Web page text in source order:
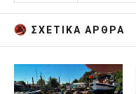
ΣΧΕΤΙΚA AΡΘΡΑ